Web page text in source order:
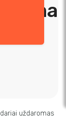
uždaromas